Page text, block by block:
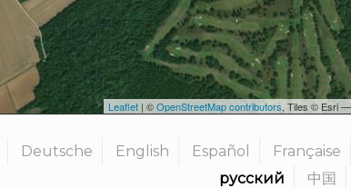
Leaflet | ©OpenStreetMap contributors, Tiles © Esri —
Deutsche English Español Française
русский
中国